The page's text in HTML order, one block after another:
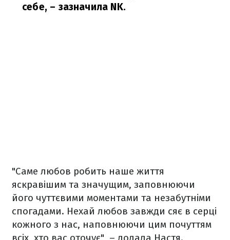
себе, – зазначила NK.
"Саме любов робить наше життя
яскравішим та значущим, заповнюючи
його чуттєвими моментами та незабутніми
спогадами. Нехай любов завжди сяє в серці
кожного з нас, наповнюючи цим почуттям